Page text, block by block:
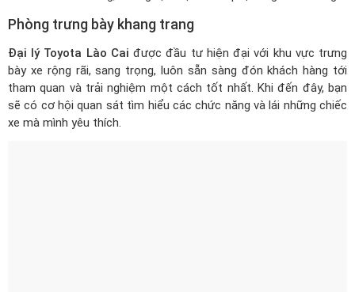
Phòng trưng bày khang trang
Đại lý Toyota Lào Cai được đầu tư hiện đại với khu vực trưng
bày xe rộng rãi, sang trọng, luôn sẵn sàng đón khách hàng tới
tham quan và trải nghiệm một cách tốt nhất. Khi đến đây, bạn
sẽ có cơ hội quan sát tìm hiểu các chức năng và lái những chiếc
xe mà mình yêu thích.